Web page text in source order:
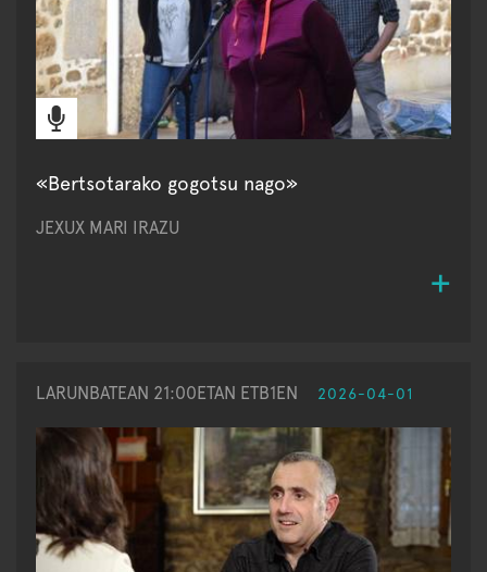
«Bertsotarako gogotsu nago»
JEXUX MARI IRAZU
LARUNBATEAN 21:00ETAN ETB1EN 2026-04-01